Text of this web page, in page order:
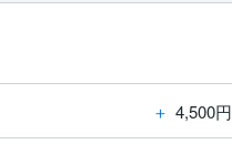
＋ 4,500円